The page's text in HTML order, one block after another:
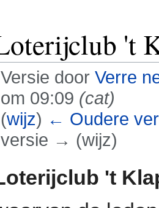
't
Versie door Verre
om 09:09 (cat)
(wijz) ← Oudere
versie → (wijz)
't